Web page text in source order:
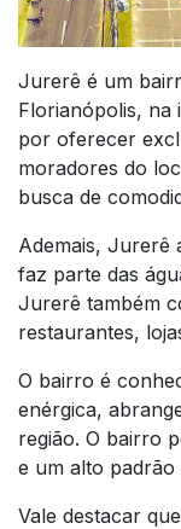
Jurerê é um
Florianópolis, na
por oferecer
moradores do
busca de
Ademais, Jurerê
faz parte das
Jurerê também
restaurantes,
O bairro é
enérgica,
região. O bairro
e um alto padrão
Vale destacar